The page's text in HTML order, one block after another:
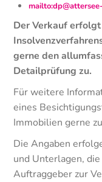
Der Verkauf
gerne den
Detailprüfung zu.
Für weitere
eines
Immobilien gerne
Die Angaben
und Unterlagen,
Auftraggeber zur